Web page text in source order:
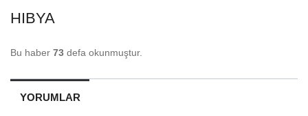
HIBYA
Bu haber 73 defa okunmuştur.
YORUMLAR